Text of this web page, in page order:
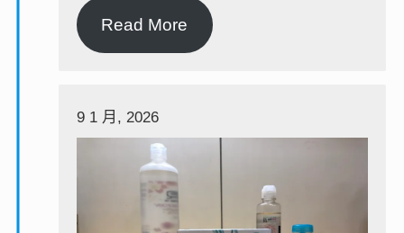
Read More
9 1 月, 2026